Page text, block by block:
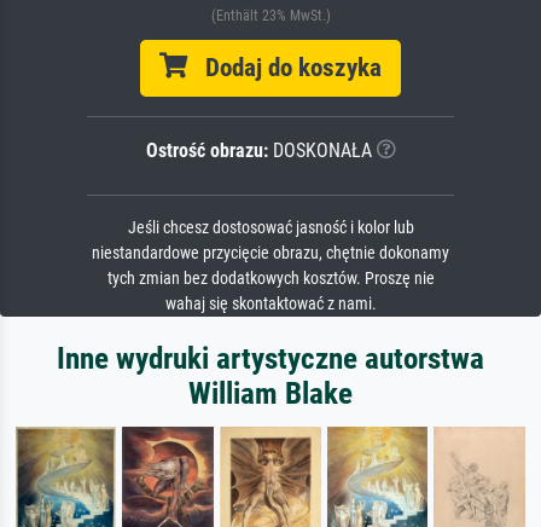
(Enthält 23% MwSt.)
Dodaj do koszyka
Ostrość obrazu:DOSKONAŁA
Jeśli chcesz dostosować jasność i kolor lub
niestandardowe przycięcie obrazu, chętnie dokonamy
tych zmian bez dodatkowych kosztów. Proszę nie
wahaj się skontaktować z nami.
Inne wydruki artystyczne autorstwa
William Blake